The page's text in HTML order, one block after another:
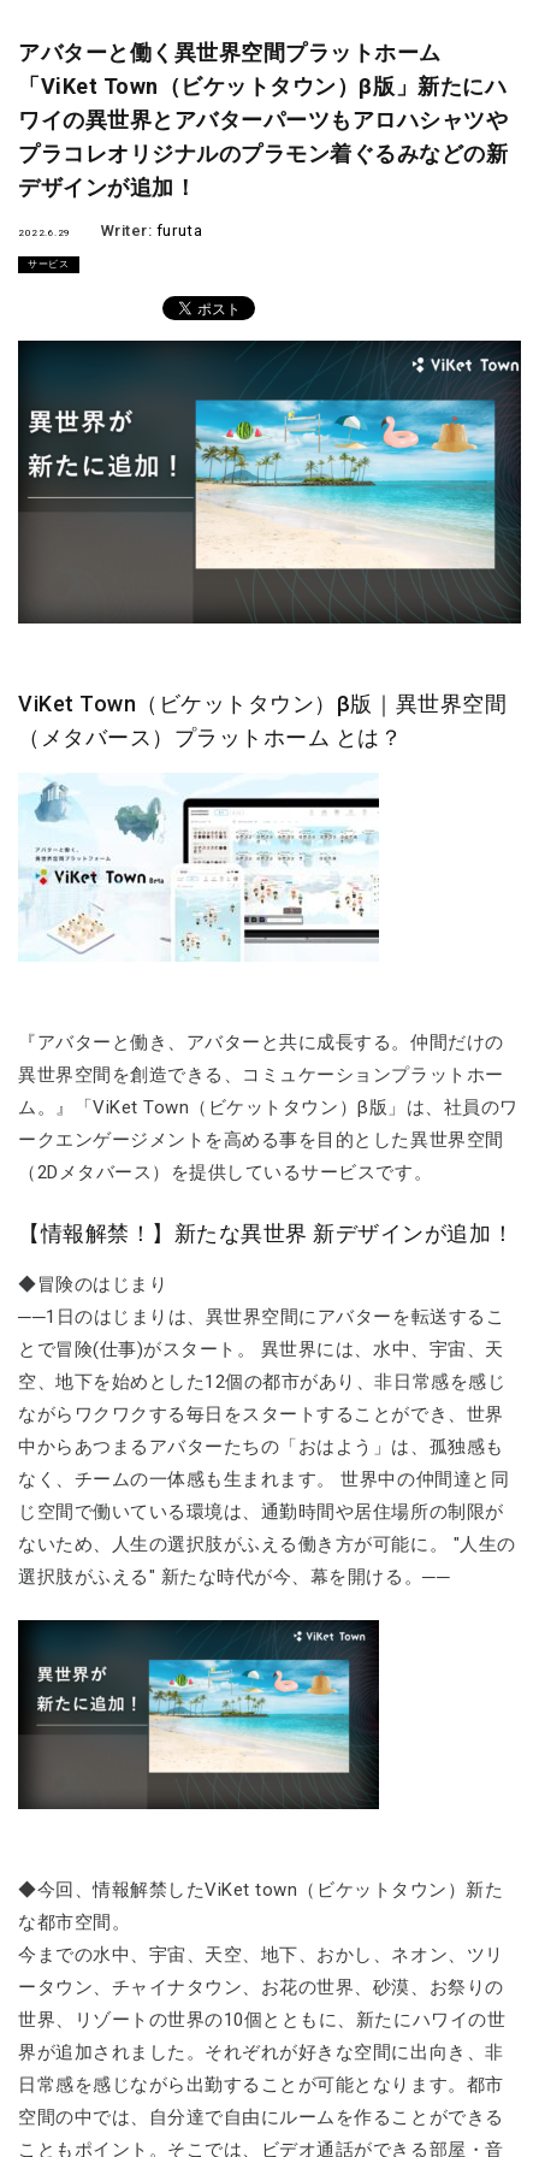
アバターと働く異世界空間プラットホーム
「ViKet Town（ビケットタウン）β版」新たにハ
ワイの異世界とアバターパーツもアロハシャツや
プラコレオリジナルのプラモン着ぐるみなどの新
デザインが追加！
2022.6.29 Writer: furuta
サービス
ViKet Town（ビケットタウン）β版｜異世界空間
（メタバース）プラットホーム とは？
『アバターと働き、アバターと共に成長する。仲間だけの
異世界空間を創造できる、コミュケーションプラットホー
ム。』「ViKet Town（ビケットタウン）β版」は、社員のワ
ークエンゲージメントを高める事を目的とした異世界空間
（2Dメタバース）を提供しているサービスです。
【情報解禁！】新たな異世界 新デザインが追加！
◆冒険のはじまり
──1日のはじまりは、異世界空間にアバターを転送するこ
とで冒険(仕事)がスタート。 異世界には、水中、宇宙、天
空、地下を始めとした12個の都市があり、非日常感を感じ
ながらワクワクする毎日をスタートすることができ、世界
中からあつまるアバターたちの「おはよう」は、孤独感も
なく、チームの一体感も生まれます。 世界中の仲間達と同
じ空間で働いている環境は、通勤時間や居住場所の制限が
ないため、人生の選択肢がふえる働き方が可能に。 "人生の
選択肢がふえる" 新たな時代が今、幕を開ける。──
◆今回、情報解禁したViKet town（ビケットタウン）新た
な都市空間。
今までの水中、宇宙、天空、地下、おかし、ネオン、ツリ
ータウン、チャイナタウン、お花の世界、砂漠、お祭りの
世界、リゾートの世界の10個とともに、新たにハワイの世
界が追加されました。それぞれが好きな空間に出向き、非
日常感を感じながら出勤することが可能となります。都市
空間の中では、自分達で自由にルームを作ることができる
こともポイント。そこでは、ビデオ通話ができる部屋・音